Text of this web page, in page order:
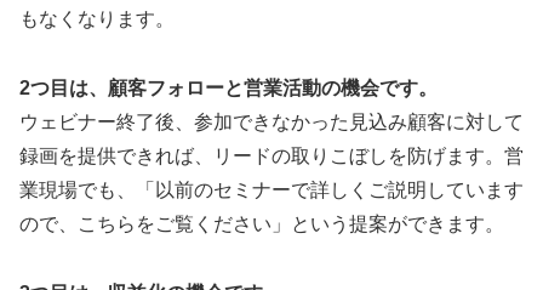
もなくなります。
2つ目は、顧客フォローと営業活動の機会です。
ウェビナー終了後、参加できなかった見込み顧客に対して
録画を提供できれば、リードの取りこぼしを防げます。営
業現場でも、「以前のセミナーで詳しくご説明しています
ので、こちらをご覧ください」という提案ができます。